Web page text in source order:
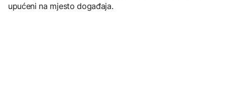
upućeni na mjesto događaja.